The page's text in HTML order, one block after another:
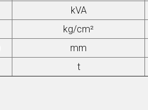
kVA
kg/cm²
mm
t